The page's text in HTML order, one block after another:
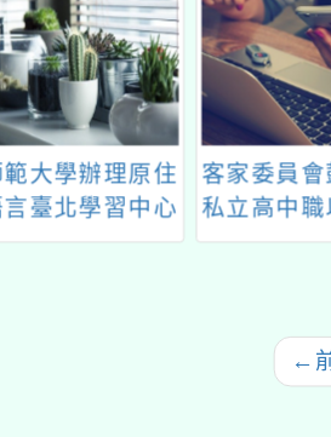
會鼓勵本市公
中職以下學校及
機構，踴躍參
「馬祖風
旅—桃園市
祖文化體
←